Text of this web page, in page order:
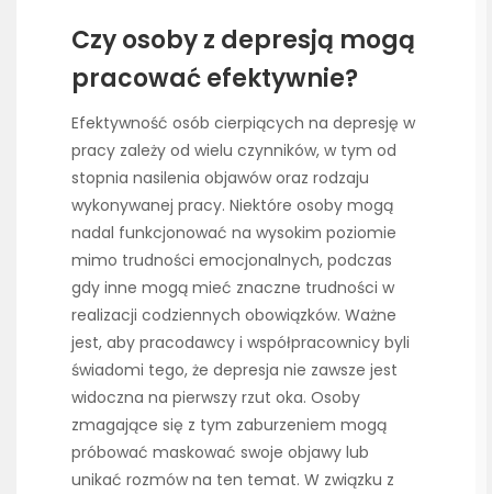
Czy osoby z depresją mogą
pracować efektywnie?
Efektywność osób cierpiących na depresję w
pracy zależy od wielu czynników, w tym od
stopnia nasilenia objawów oraz rodzaju
wykonywanej pracy. Niektóre osoby mogą
nadal funkcjonować na wysokim poziomie
mimo trudności emocjonalnych, podczas
gdy inne mogą mieć znaczne trudności w
realizacji codziennych obowiązków. Ważne
jest, aby pracodawcy i współpracownicy byli
świadomi tego, że depresja nie zawsze jest
widoczna na pierwszy rzut oka. Osoby
zmagające się z tym zaburzeniem mogą
próbować maskować swoje objawy lub
unikać rozmów na ten temat. W związku z